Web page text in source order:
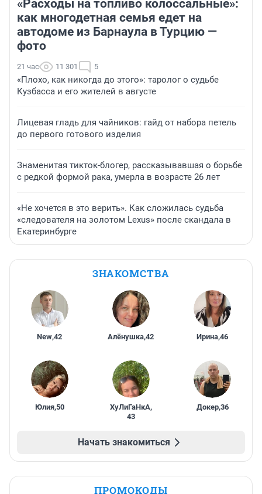
«Расходы на топливо колоссальные»:
как многодетная семья едет на
автодоме из Барнаула в Турцию —
фото
21 час 11 301 5
«Плохо, как никогда до этого»: таролог о судьбе
Кузбасса и его жителей в августе
Лицевая гладь для чайников: гайд от набора петель
до первого готового изделия
Знаменитая тикток-блогер, рассказывавшая о борьбе
с редкой формой рака, умерла в возрасте 26 лет
«Не хочется в это верить». Как сложилась судьба
«следователя на золотом Lexus» после скандала в
Екатеринбурге
ЗНАКОМСТВА
New,42 Алёнушка,42 Ирина,46
Юлия,50 ХуЛиГаНкА,
43
Докер,36
Начать знакомиться
ПРОМОКОДЫ